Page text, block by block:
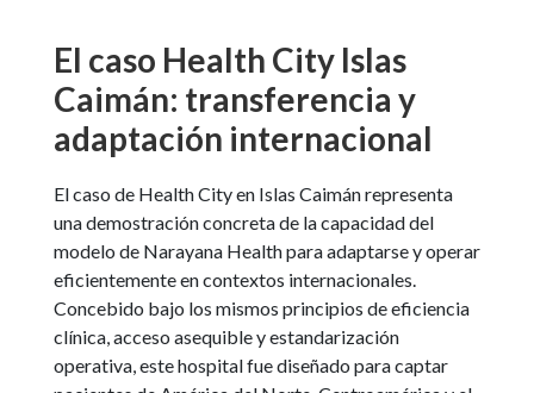
El caso Health City Islas
Caimán: transferencia y
adaptación internacional
El caso de Health City en Islas Caimán representa
una demostración concreta de la capacidad del
modelo de Narayana Health para adaptarse y operar
eficientemente en contextos internacionales.
Concebido bajo los mismos principios de eficiencia
clínica, acceso asequible y estandarización
operativa, este hospital fue diseñado para captar